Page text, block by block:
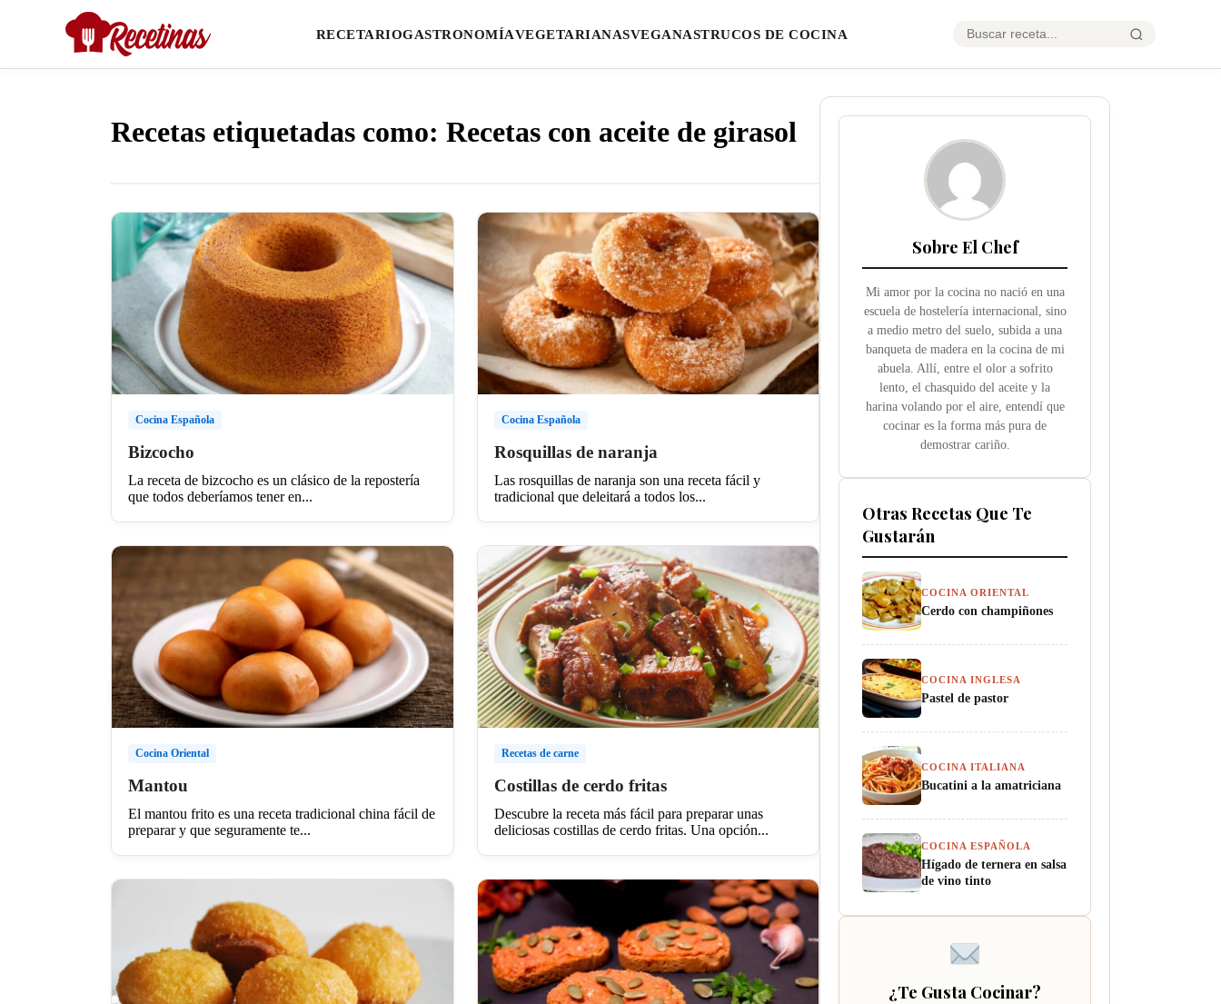
RECETARIOGASTRONOMÍAVEGETARIANASVEGANASTRUCOS DE COCINA
Recetas etiquetadas como: Recetas con aceite de girasol
Cocina Española
Bizcocho
La receta de bizcocho es un clásico de la repostería
que todos deberíamos tener en...
Cocina Española
Rosquillas de naranja
Las rosquillas de naranja son una receta fácil y
tradicional que deleitará a todos los...
Cocina Oriental
Mantou
El mantou frito es una receta tradicional china fácil de
preparar y que seguramente te...
Recetas de carne
Costillas de cerdo fritas
Descubre la receta más fácil para preparar unas
deliciosas costillas de cerdo fritas. Una opción...
Sobre El Chef
Mi amor por la cocina no nació en una
escuela de hostelería internacional, sino
a medio metro del suelo, subida a una
banqueta de madera en la cocina de mi
abuela. Allí, entre el olor a sofrito
lento, el chasquido del aceite y la
harina volando por el aire, entendí que
cocinar es la forma más pura de
demostrar cariño.
Otras Recetas Que Te
Gustarán
COCINA ORIENTAL
Cerdo con champiñones
COCINA INGLESA
Pastel de pastor
COCINA ITALIANA
Bucatini a la amatriciana
COCINA ESPAÑOLA
Hígado de ternera en salsa
de vino tinto
¿Te Gusta Cocinar?